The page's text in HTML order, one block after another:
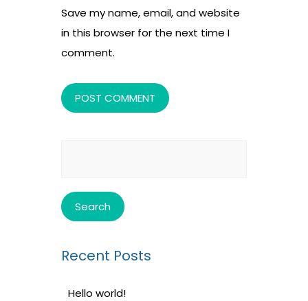
Save my name, email, and website
in this browser for the next time I
comment.
Recent Posts
Hello world!